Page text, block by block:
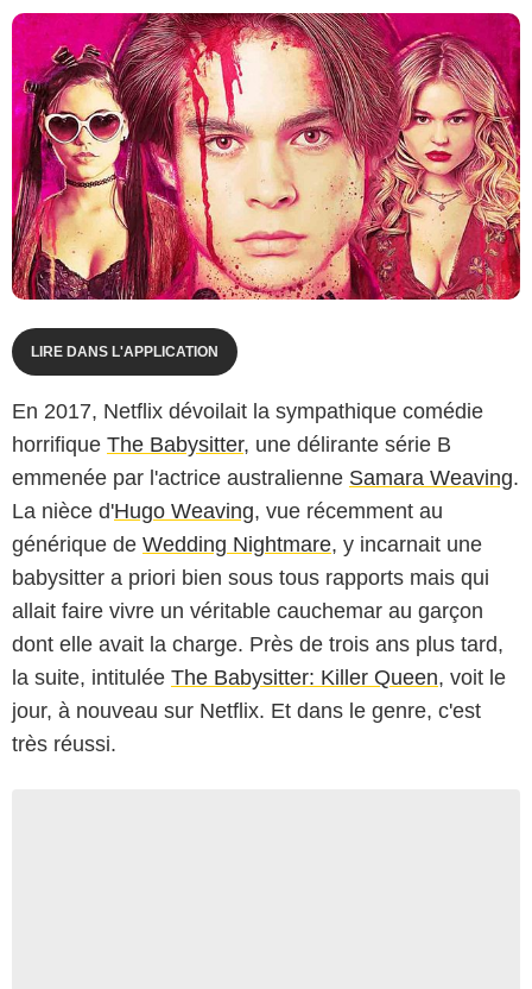
LIRE DANS L'APPLICATION
En 2017, Netflix dévoilait la sympathique comédie
horrifique The Babysitter, une délirante série B
emmenée par l'actrice australienne Samara Weaving.
La nièce d'Hugo Weaving, vue récemment au
générique de Wedding Nightmare, y incarnait une
babysitter a priori bien sous tous rapports mais qui
allait faire vivre un véritable cauchemar au garçon
dont elle avait la charge. Près de trois ans plus tard,
la suite, intitulée The Babysitter: Killer Queen, voit le
jour, à nouveau sur Netflix. Et dans le genre, c'est
très réussi.